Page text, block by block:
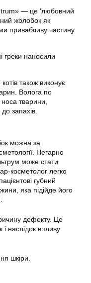
— це ‘любовний
жолобок як
привабливу частину
греки наносили
також виконує
Волога по
тварини,
запахів.
можна за
Негарно
може стати
косметолог легко
губний
яка підійде його
дефекту. Це
наслідок впливу
шкіри.